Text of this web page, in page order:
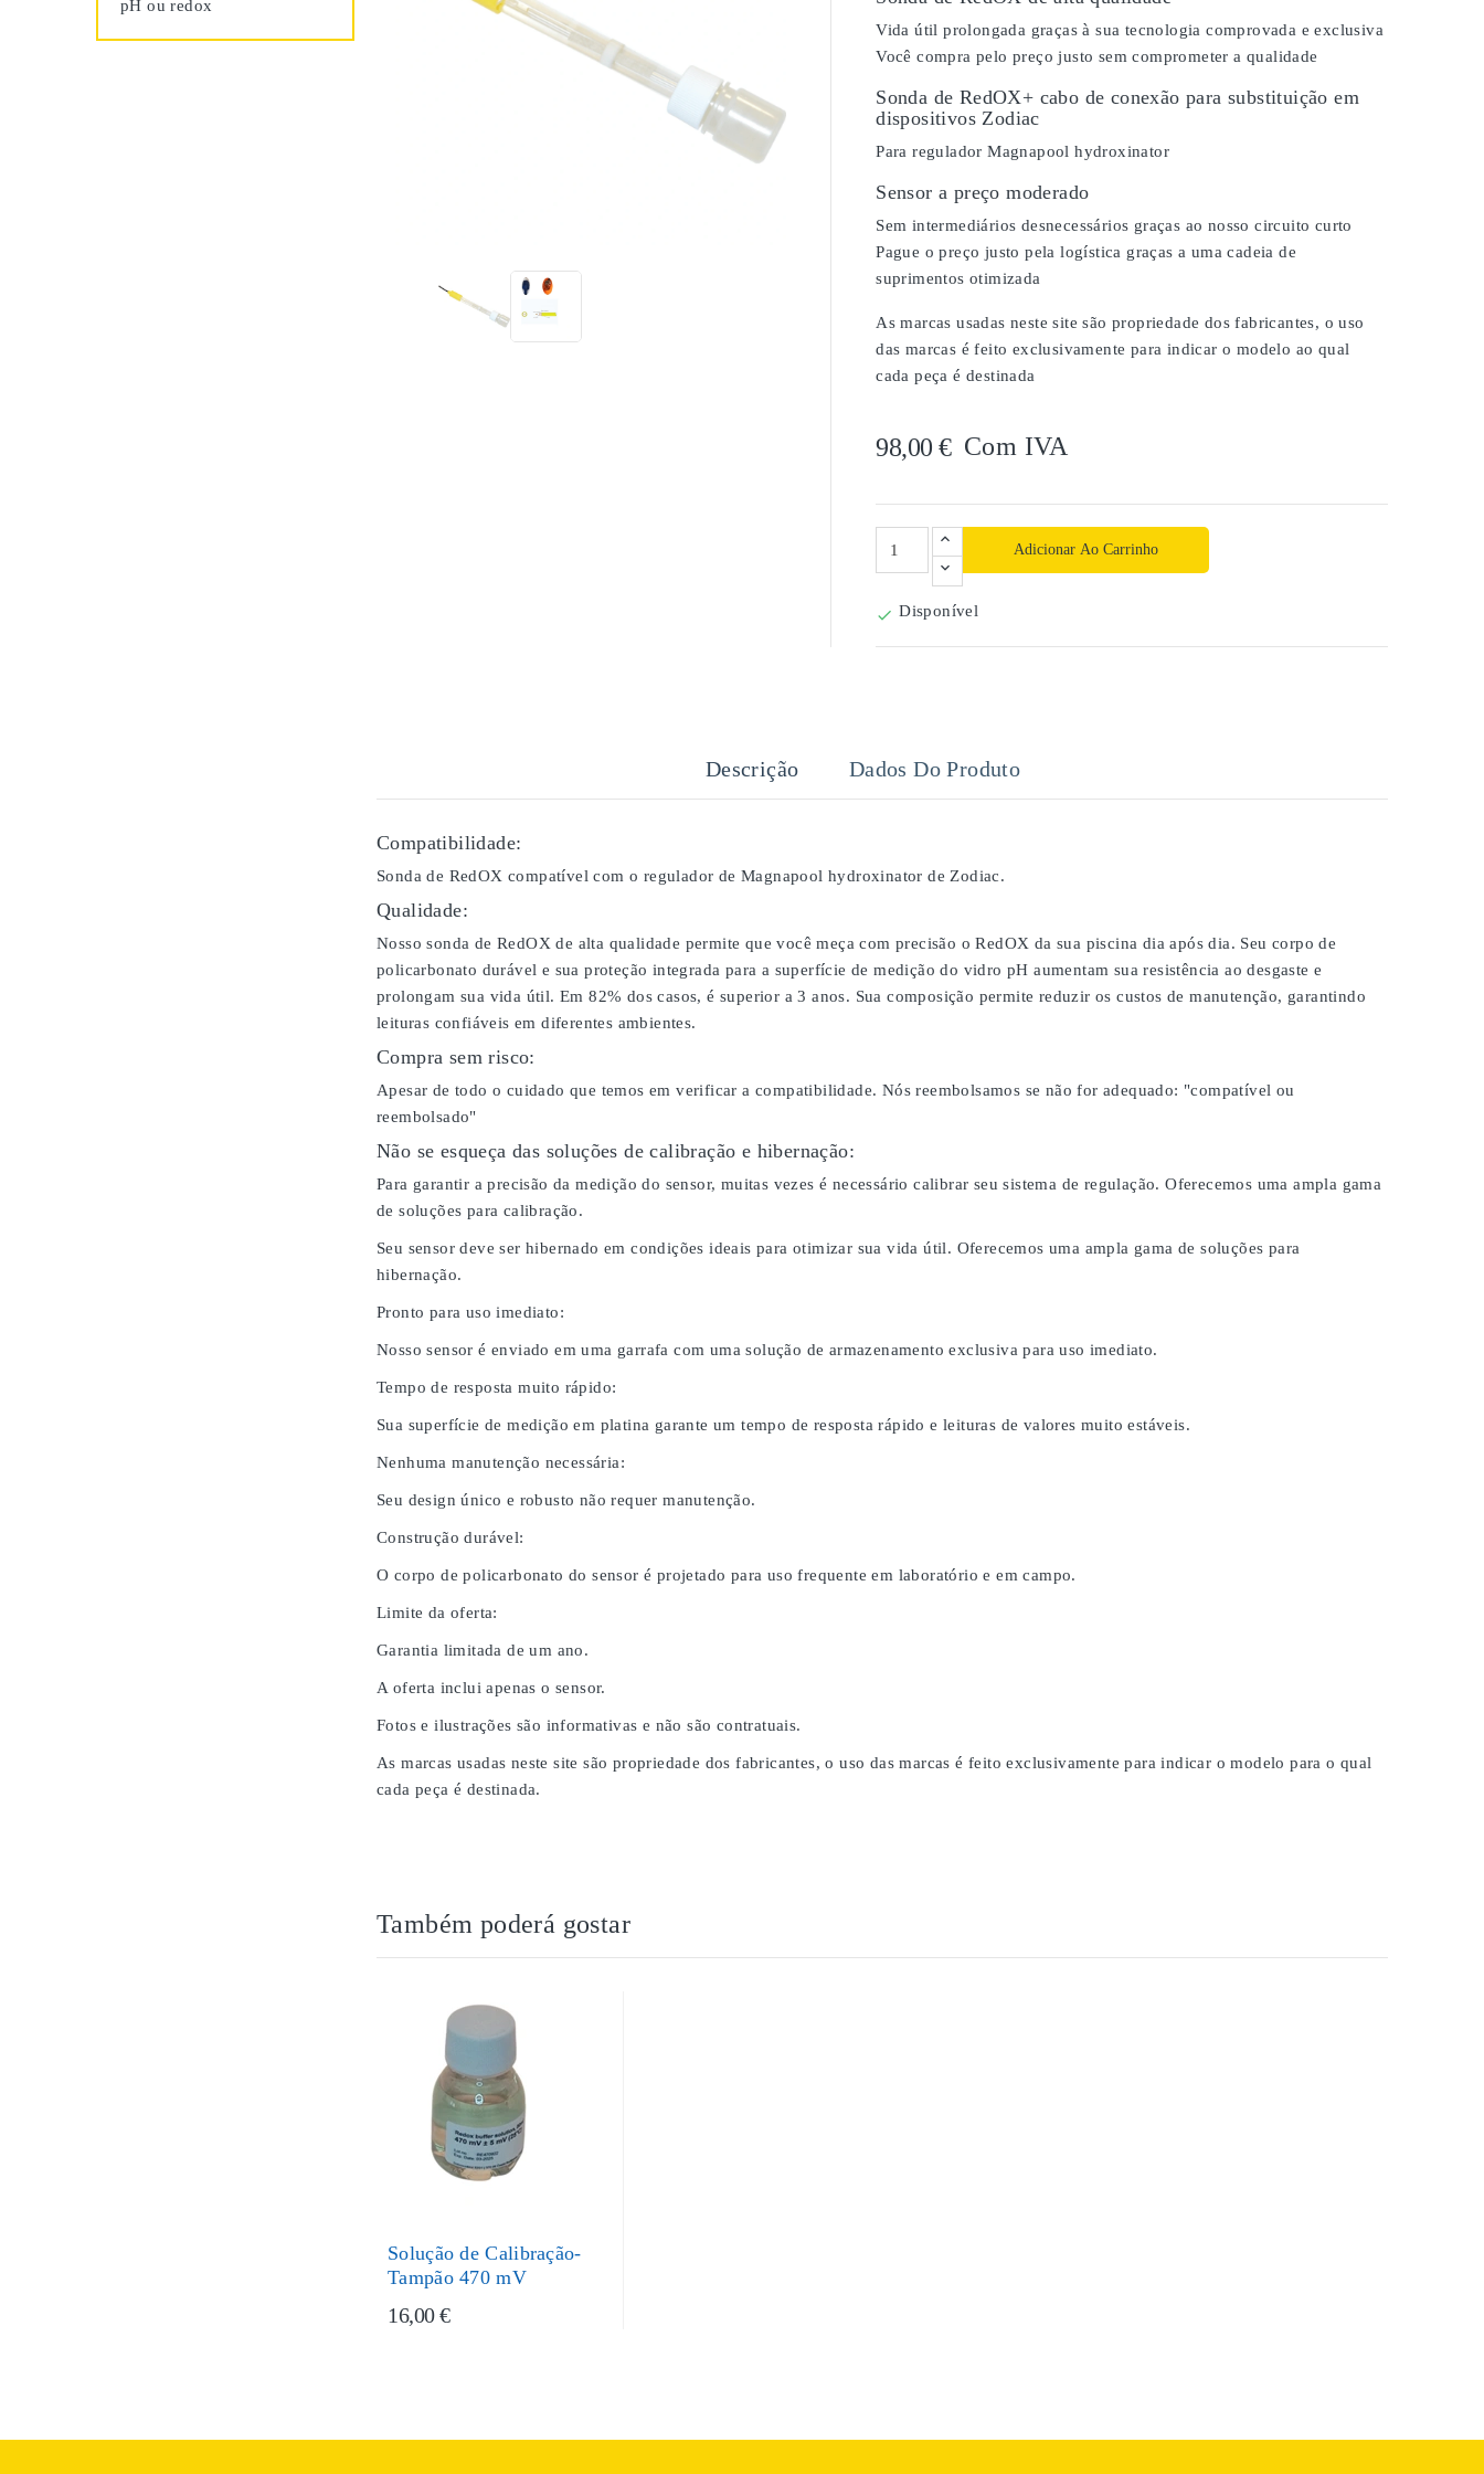
pH ou redox
Vida útil prolongada graças à sua tecnologia comprovada e exclusiva
Você compra pelo preço justo sem comprometer a qualidade
Sonda de RedOX+ cabo de conexão para substituição em
dispositivos Zodiac
Para regulador Magnapool hydroxinator
Sensor a preço moderado
Sem intermediários desnecessários graças ao nosso circuito curto
Pague o preço justo pela logística graças a uma cadeia de
suprimentos otimizada
As marcas usadas neste site são propriedade dos fabricantes, o uso
das marcas é feito exclusivamente para indicar o modelo ao qual
cada peça é destinada
98,00 € Com IVA
Adicionar Ao Carrinho
 Disponível
Descrição Dados Do Produto
Compatibilidade:
Sonda de RedOX compatível com o regulador de Magnapool hydroxinator de Zodiac.
Qualidade:
Nosso sonda de RedOX de alta qualidade permite que você meça com precisão o RedOX da sua piscina dia após dia. Seu corpo de
policarbonato durável e sua proteção integrada para a superfície de medição do vidro pH aumentam sua resistência ao desgaste e
prolongam sua vida útil. Em 82% dos casos, é superior a 3 anos. Sua composição permite reduzir os custos de manutenção, garantindo
leituras confiáveis em diferentes ambientes.
Compra sem risco:
Apesar de todo o cuidado que temos em verificar a compatibilidade. Nós reembolsamos se não for adequado: "compatível ou
reembolsado"
Não se esqueça das soluções de calibração e hibernação:
Para garantir a precisão da medição do sensor, muitas vezes é necessário calibrar seu sistema de regulação. Oferecemos uma ampla gama
de soluções para calibração.
Seu sensor deve ser hibernado em condições ideais para otimizar sua vida útil. Oferecemos uma ampla gama de soluções para
hibernação.
Pronto para uso imediato:
Nosso sensor é enviado em uma garrafa com uma solução de armazenamento exclusiva para uso imediato.
Tempo de resposta muito rápido:
Sua superfície de medição em platina garante um tempo de resposta rápido e leituras de valores muito estáveis.
Nenhuma manutenção necessária:
Seu design único e robusto não requer manutenção.
Construção durável:
O corpo de policarbonato do sensor é projetado para uso frequente em laboratório e em campo.
Limite da oferta:
Garantia limitada de um ano.
A oferta inclui apenas o sensor.
Fotos e ilustrações são informativas e não são contratuais.
As marcas usadas neste site são propriedade dos fabricantes, o uso das marcas é feito exclusivamente para indicar o modelo para o qual
cada peça é destinada.
Também poderá gostar
Solução de Calibração-
Tampão 470 mV
16,00 €